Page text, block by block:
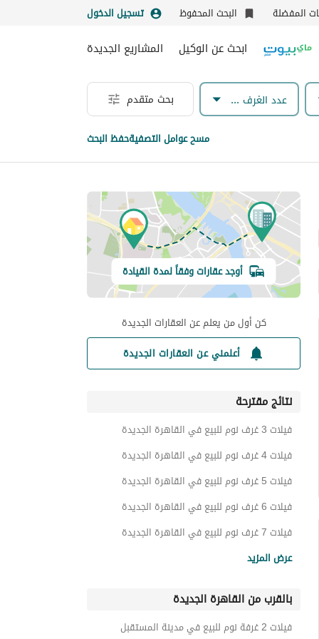
المفضلة البحث المحفوظ تسجيل الدخول
ابحث عن الوكيل المشاريع الجديدة
عدد الغرف & الحمامات بحث متقدم
مسح عوامل التصفيةحفظ البحث
أوجد عقارات وفقاً لمدة القيادة
كن أول من يعلم عن العقارات الجديدة
أعلمني عن العقارات الجديدة
نتائج مقترحة
فيلات 3 غرف نوم للبيع في القاهرة الجديدة
فيلات 4 غرف نوم للبيع في القاهرة الجديدة
فيلات 5 غرف نوم للبيع في القاهرة الجديدة
فيلات 6 غرف نوم للبيع في القاهرة الجديدة
فيلات 7 غرف نوم للبيع في القاهرة الجديدة
تاون هاوس للبيع في القاهرة الجديدة
دوبليكس للبيع في القاهرة الجديدة
عرض المزيد
بالقرب من القاهرة الجديدة
فيلات 2 غرفة نوم للبيع في مدينة المستقبل